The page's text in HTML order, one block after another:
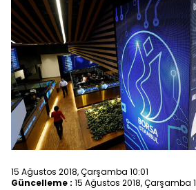
15 Ağustos 2018, Çarşamba 10:01
Güncelleme : 15 Ağustos 2018, Çarşamba